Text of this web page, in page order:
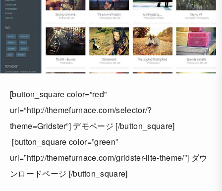
[button_square color=”red”
url=”http://themefurnace.com/selector/?
theme=Gridster”] デモページ [/button_square]
[button_square color=”green”
url=”http://themefurnace.com/gridster-lite-theme/”] ダウ
ンロードページ [/button_square]